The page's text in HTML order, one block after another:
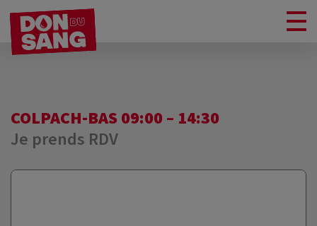
COLPACH-BAS 09:00 – 14:30
Je prends RDV